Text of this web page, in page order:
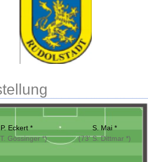
P. Eckert *
Gössinger *)
S. Mai *
(73' S. Dittmar *)